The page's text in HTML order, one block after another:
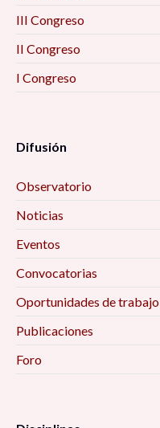
III Congreso
II Congreso
I Congreso
Difusión
Observatorio
Noticias
Eventos
Convocatorias
Oportunidades de trabajo
Publicaciones
Foro